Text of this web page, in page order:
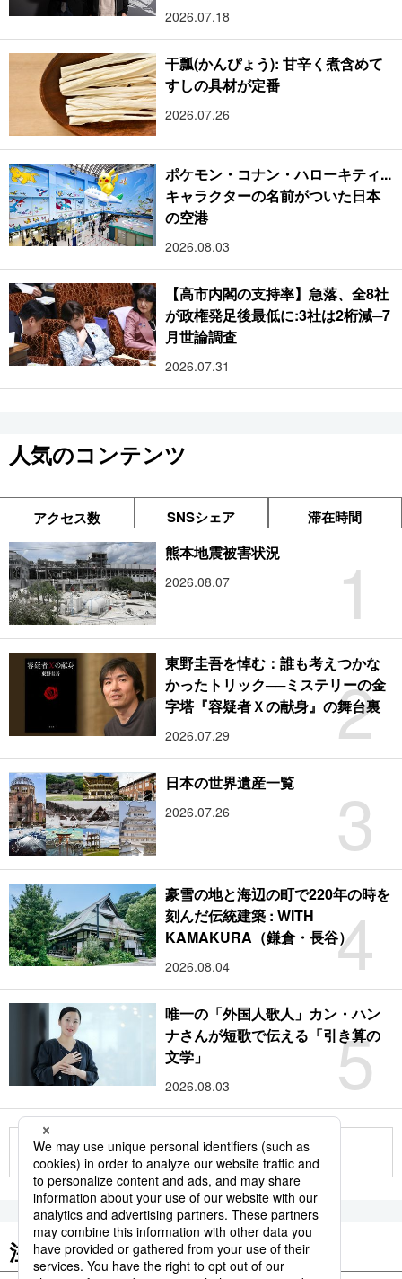
2026.07.18
干瓢(かんぴょう): 甘辛く煮含めて
すしの具材が定番
2026.07.26
ポケモン・コナン・ハローキティ...
キャラクターの名前がついた日本
の空港
2026.08.03
【高市内閣の支持率】急落、全8社
が政権発足後最低に:3社は2桁減─7
月世論調査
2026.07.31
人気のコンテンツ
アクセス数 SNSシェア 滞在時間
1
熊本地震被害状況
2026.08.07
2
東野圭吾を悼む：誰も考えつかな
かったトリック──ミステリーの金
字塔『容疑者Ｘの献身』の舞台裏
2026.07.29
3
日本の世界遺産一覧
2026.07.26
4
豪雪の地と海辺の町で220年の時を
刻んだ伝統建築 : WITH
KAMAKURA（鎌倉・長谷）
2026.08.04
5
唯一の「外国人歌人」カン・ハン
ナさんが短歌で伝える「引き算の
文学」
2026.08.03
もっと見る
注目のキーワード